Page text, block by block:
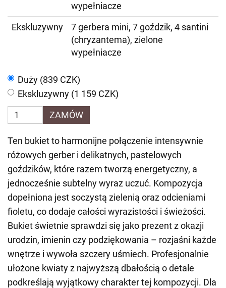
wypełniacze
Ekskluzywny
7 gerbera mini, 7 goździk, 4 santini
(chryzantema), zielone
wypełniacze
Duży (839 CZK)
Ekskluzywny (1 159 CZK)
ZAMÓW
Ten bukiet to harmonijne połączenie intensywnie
różowych gerber i delikatnych, pastelowych
goździków, które razem tworzą energetyczny, a
jednocześnie subtelny wyraz uczuć. Kompozycja
dopełniona jest soczystą zielenią oraz odcieniami
fioletu, co dodaje całości wyrazistości i świeżości.
Bukiet świetnie sprawdzi się jako prezent z okazji
urodzin, imienin czy podziękowania – rozjaśni każde
wnętrze i wywoła szczery uśmiech. Profesjonalnie
ułożone kwiaty z najwyższą dbałością o detale
podkreślają wyjątkowy charakter tej kompozycji. Dla